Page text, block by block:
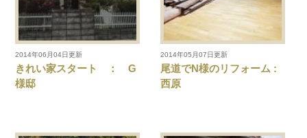
2014年06月04日更新
きれい家スタート ： G
様邸
2014年05月07日更新
尾道でN様のリフォーム :
西原